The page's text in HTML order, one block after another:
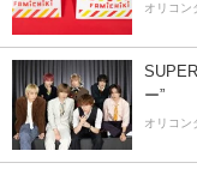
オリコン
ー”
オリコン